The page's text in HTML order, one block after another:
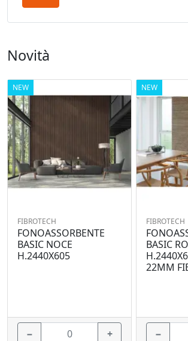
Novità
NEW
FIBROTECH
FONOASSORBENTE
BASIC NOCE
H.2440X605
− +
NEW
FIBROTECH
BASIC
22MM
−